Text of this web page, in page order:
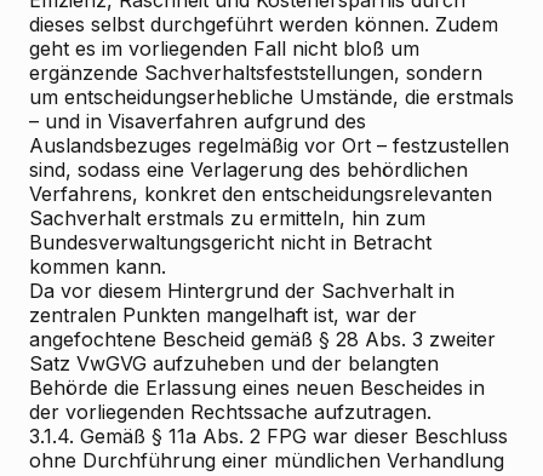
dieses selbst durchgeführt werden können. Zudem
geht es im vorliegenden Fall nicht bloß um
ergänzende Sachverhaltsfeststellungen, sondern
um entscheidungserhebliche Umstände, die erstmals
– und in Visaverfahren aufgrund des
Auslandsbezuges regelmäßig vor Ort – festzustellen
sind, sodass eine Verlagerung des behördlichen
Verfahrens, konkret den entscheidungsrelevanten
Sachverhalt erstmals zu ermitteln, hin zum
Bundesverwaltungsgericht nicht in Betracht
kommen kann.
Da vor diesem Hintergrund der Sachverhalt in
zentralen Punkten mangelhaft ist, war der
angefochtene Bescheid gemäß § 28 Abs. 3 zweiter
Satz VwGVG aufzuheben und der belangten
Behörde die Erlassung eines neuen Bescheides in
der vorliegenden Rechtssache aufzutragen.
3.1.4. Gemäß § 11a Abs. 2 FPG war dieser Beschluss
ohne Durchführung einer mündlichen Verhandlung